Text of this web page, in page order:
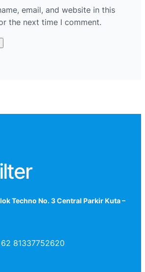
email, and website in this
the next time I comment.
Techno No. 3 Central Parkir Kuta –
81337752620